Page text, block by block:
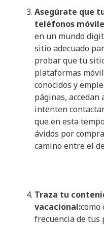
Asegúrate que
teléfonos
en un mundo
sitio adecuado
probar que tu
plataformas
conocidos y
páginas,
intenten
que en esta
ávidos por
camino entre el
Traza tu
vacacional:como
frecuencia de tus